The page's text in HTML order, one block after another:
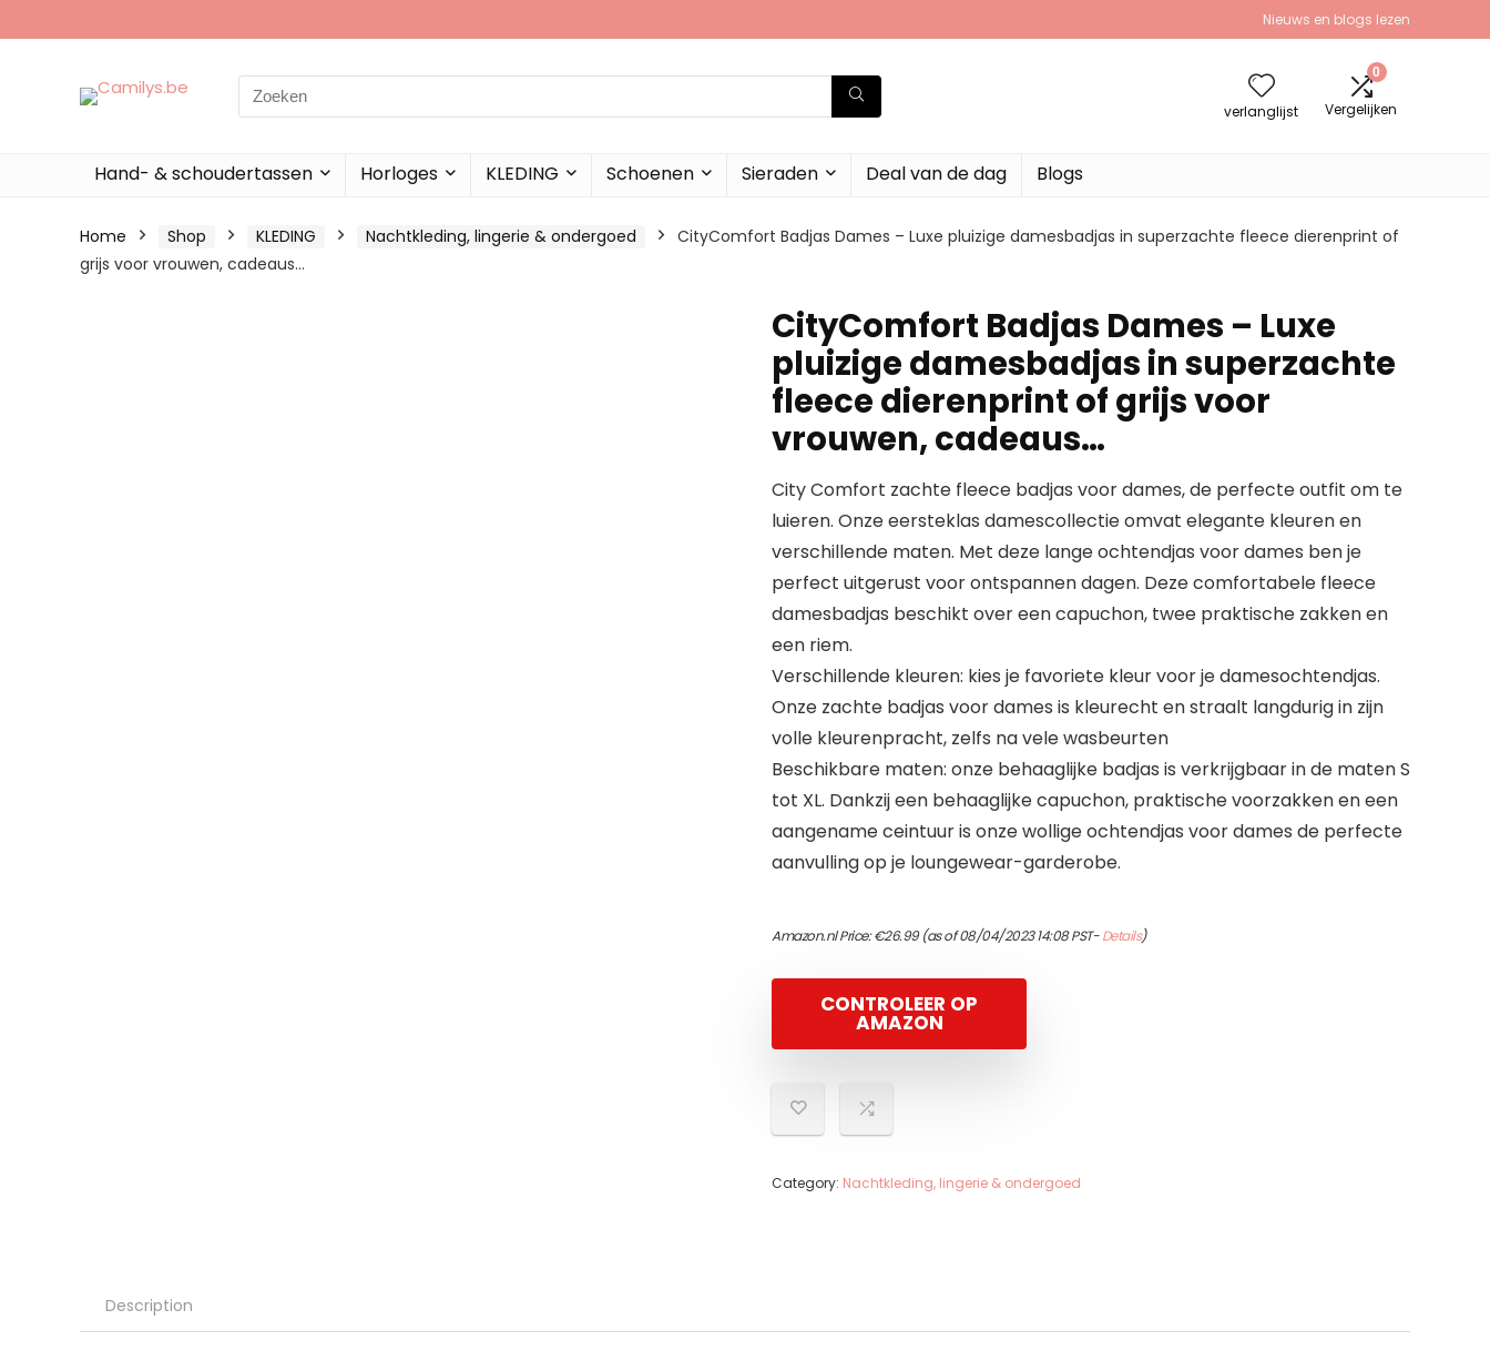
Nieuws en blogs lezen
Search
for:
verlanglijst
0
Vergelijken
Hand- & schoudertassen Horloges KLEDING Schoenen Sieraden Deal van de dag Blogs
Home Shop KLEDING Nachtkleding, lingerie & ondergoed
CityComfort Badjas Dames – Luxe pluizige damesbadjas in superzachte fleece dierenprint of
grijs voor vrouwen, cadeaus…
CityComfort Badjas Dames – Luxe
pluizige damesbadjas in superzachte
fleece dierenprint of grijs voor
vrouwen, cadeaus…
City Comfort zachte fleece badjas voor dames, de perfecte outfit om te
luieren. Onze eersteklas damescollectie omvat elegante kleuren en
verschillende maten. Met deze lange ochtendjas voor dames ben je
perfect uitgerust voor ontspannen dagen. Deze comfortabele fleece
damesbadjas beschikt over een capuchon, twee praktische zakken en
een riem.
Verschillende kleuren: kies je favoriete kleur voor je damesochtendjas.
Onze zachte badjas voor dames is kleurecht en straalt langdurig in zijn
volle kleurenpracht, zelfs na vele wasbeurten
Beschikbare maten: onze behaaglijke badjas is verkrijgbaar in de maten S
tot XL. Dankzij een behaaglijke capuchon, praktische voorzakken en een
aangename ceintuur is onze wollige ochtendjas voor dames de perfecte
aanvulling op je loungewear-garderobe.
Amazon.nl Price:€26.99(as of 08/04/2023 14:08 PST-Details)
CONTROLEER OP
AMAZON
Category: Nachtkleding, lingerie & ondergoed
Description